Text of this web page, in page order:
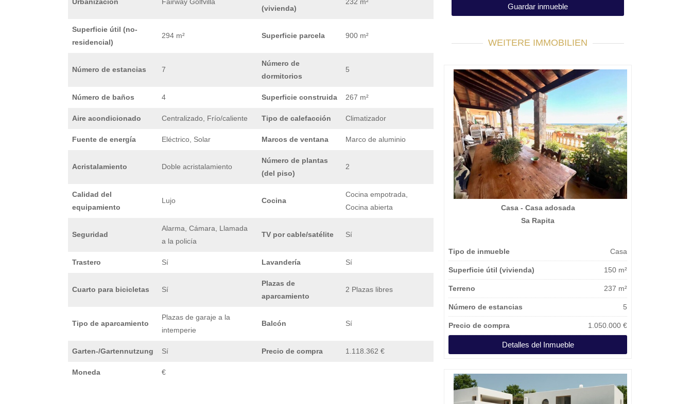
(vivienda)
Superficie útil (no-
residencial)
294 m² Superficie parcela 900 m²
Número de estancias 7
Número de
dormitorios
5
Número de baños 4 Superficie construida 267 m²
Aire acondicionado Centralizado, Frío/caliente Tipo de calefacción Climatizador
Fuente de energía Eléctrico, Solar Marcos de ventana Marco de aluminio
Acristalamiento Doble acristalamiento
Número de plantas
(del piso)
2
Calidad del
equipamiento
Lujo Cocina
Cocina empotrada,
Cocina abierta
Seguridad
Alarma, Cámara, Llamada
a la policía
TV por cable/satélite Sí
Trastero Sí Lavandería Sí
Cuarto para bicicletas Sí
Plazas de
aparcamiento
2 Plazas libres
Tipo de aparcamiento
Plazas de garaje a la
intemperie
Balcón Sí
Garten-/Gartennutzung Sí Precio de compra 1.118.362 €
Moneda €
Guardar inmueble
WEITERE IMMOBILIEN
Casa - Casa adosada
Sa Rapita
Tipo de inmueble Casa
Superficie útil (vivienda) 150 m²
Terreno 237 m²
Número de estancias 5
Precio de compra 1.050.000 €
Detalles del Inmueble